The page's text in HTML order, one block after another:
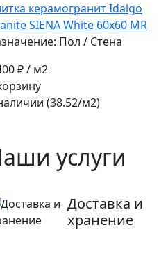
керамогранит Idalgo
SIENA White 60x60 MR
Пол / Стена
₽/ м2
(38.52/м2)
услуги
Доставка и
хранение